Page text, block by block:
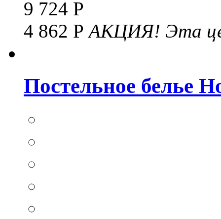
9 724 Р
4 862 Р АКЦИЯ! Эта
Постельное белье